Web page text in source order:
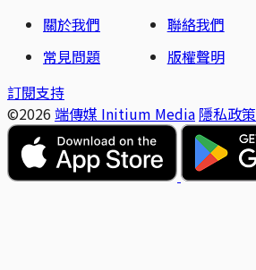
關於我們
聯絡我們
常見問題
版權聲明
訂閱支持
©2026 端傳媒 Initium Media 隱私政策